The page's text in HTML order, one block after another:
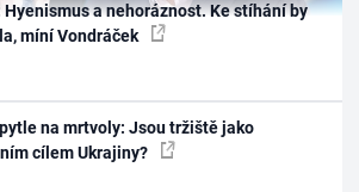
a nehoráznost. Ke stíhání by
míní Vondráček
na mrtvoly: Jsou tržiště jako
cílem Ukrajiny?